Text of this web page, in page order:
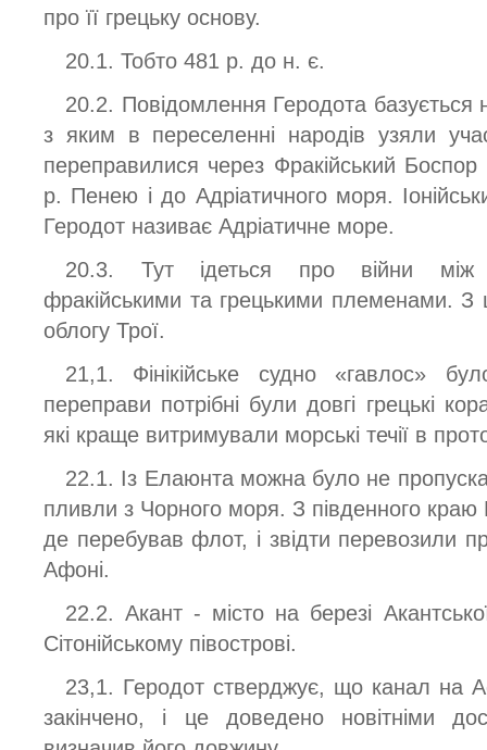
про її грецьку основу.
20.1. Тобто 481 р. до н. є.
20.2. Повідомлення Геродота базується
з яким в переселенні народів узяли
переправилися через Фракійський
р. Пенею і до Адріатичного моря.
Геродот називає Адріатичне море.
20.3. Тут ідеться про війни між
фракійськими та грецькими племенами. З
облогу Трої.
21,1. Фінікійське судно «гавлос»
переправи потрібні були довгі грецькі
які краще витримували морські течії в
22.1. Із Елаюнта можна було не
пливли з Чорного моря. З південного краю
де перебував флот, і звідти перевозили
Афоні.
22.2. Акант - місто на березі
Сітонійському півострові.
23,1. Геродот стверджує, що канал на
закінчено, і це доведено новітніми